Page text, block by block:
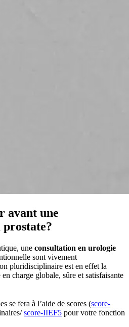
avant une
une consultation en urologie
sont vivement
pluridisciplinaire est en effet la
charge globale, sûre et satisfaisante
se fera à l’aide de scores (score-
score-IIEF5 pour votre fonction